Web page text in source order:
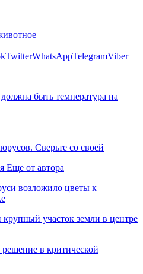
TwitterWhatsAppTelegramViber
быть температура на
Сверьте со своей
Еще от автора
возложило цветы к
участок земли в центре
в критической